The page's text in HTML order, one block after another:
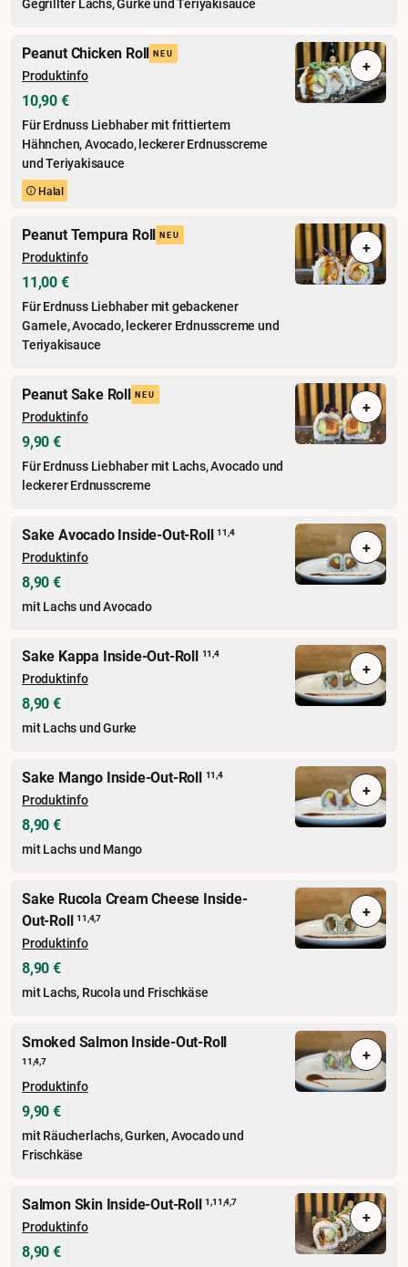
Peanut Chicken Roll NEU
Produktinfo
10,90 €
Für Erdnuss Liebhaber mit frittiertem
Hähnchen, Avocado, leckerer Erdnusscreme
und Teriyakisauce
Halal
+
Peanut Tempura Roll NEU
Produktinfo
11,00 €
Für Erdnuss Liebhaber mit gebackener
Garnele, Avocado, leckerer Erdnusscreme und
Teriyakisauce
+
Peanut Sake Roll NEU
Produktinfo
9,90 €
Für Erdnuss Liebhaber mit Lachs, Avocado und
leckerer Erdnusscreme
+
Sake Avocado Inside-Out-Roll11,4
Produktinfo
8,90 €
mit Lachs und Avocado
+
Sake Kappa Inside-Out-Roll 11,4
Produktinfo
8,90 €
mit Lachs und Gurke
+
Sake Mango Inside-Out-Roll 11,4
Produktinfo
8,90 €
mit Lachs und Mango
+
Sake Rucola Cream Cheese Inside-
Out-Roll11,4,7
Produktinfo
8,90 €
mit Lachs, Rucola und Frischkäse
+
Smoked Salmon Inside-Out-Roll
11,4,7
Produktinfo
9,90 €
mit Räucherlachs, Gurken, Avocado und
Frischkäse
+
Salmon Skin Inside-Out-Roll1,11,4,7
Produktinfo
8,90 €
+